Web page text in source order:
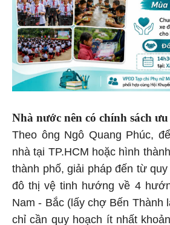
Nhà nước nên có chính sách
Theo ông Ngô Quang Phúc,
nhà tại TP.HCM hoặc hình
thành phố, giải pháp đến từ
đô thị vệ tinh hướng về 4
Nam - Bắc (lấy chợ Bến Thành
chỉ cần quy hoạch ít nhất